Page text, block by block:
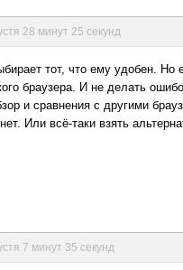
28 минут 25 секунд
тот, что ему удобен. Но
браузера. И не делать
и сравнения с другими
Или всё-таки взять
7 минут 35 секунд